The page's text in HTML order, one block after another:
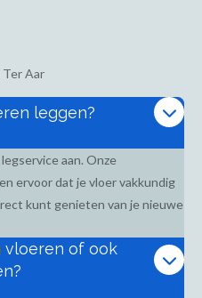
Aar
leggen?
aan. Onze
ervoor dat je vloer vakkundig
kunt genieten van je nieuwe
vloeren of ook